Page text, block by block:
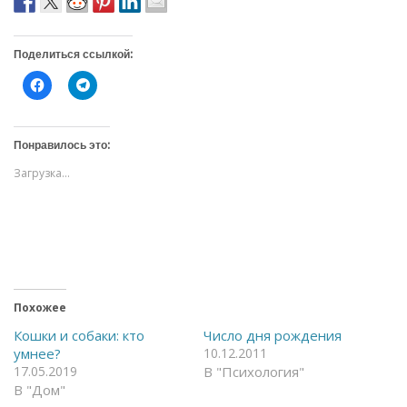
Поделиться ссылкой:
Н
а
и
т
е
ч
т
ь
а
F
a
c
e
b
Н
а
и
т
е
с
я
Понравилось это:
Загрузка...
Похожее
Кошки и собаки: кто
умнее?
17.05.2019
В "Дом"
Число дня рождения
10.12.2011
В "Психология"